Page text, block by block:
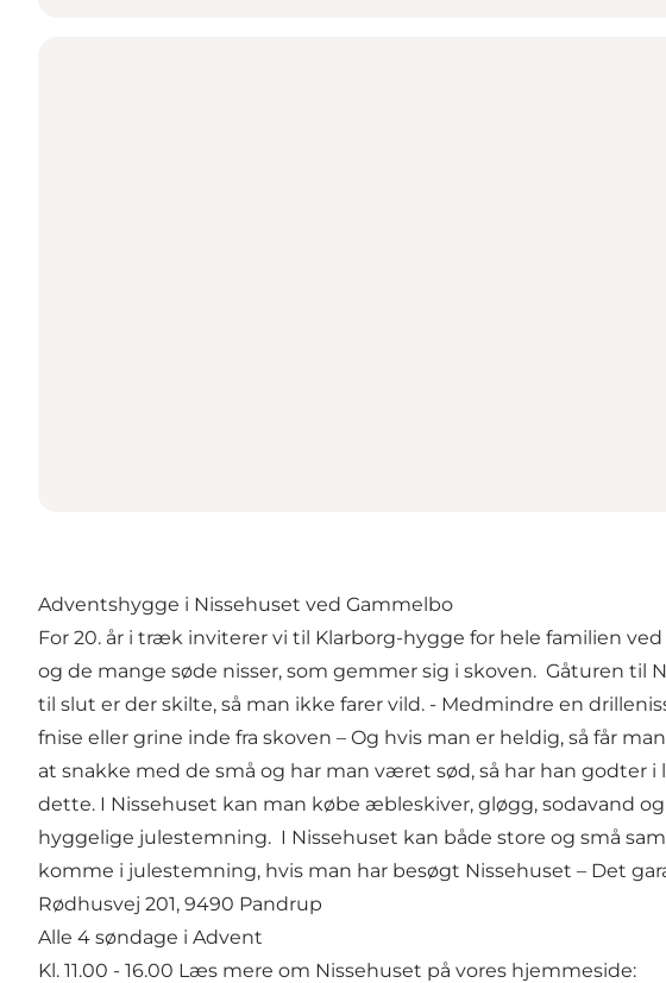
Adventshygge i Nissehuset ved Gammelbo
For 20. år i træk inviterer vi til Klarborg-hygge for hele familien
og de mange søde nisser, som gemmer sig i skoven. Gåturen til
til slut er der skilte, så man ikke farer vild. - Medmindre en
fnise eller grine inde fra skoven – Og hvis man er heldig, så får
at snakke med de små og har man været sød, så har han godter
dette. I Nissehuset kan man købe æbleskiver, gløgg, sodavand
hyggelige julestemning. I Nissehuset kan både store og små
komme i julestemning, hvis man har besøgt Nissehuset – Det
Rødhusvej 201, 9490 Pandrup
Alle 4 søndage i Advent
Kl. 11.00 - 16.00 Læs mere om Nissehuset på vores hjemmeside: